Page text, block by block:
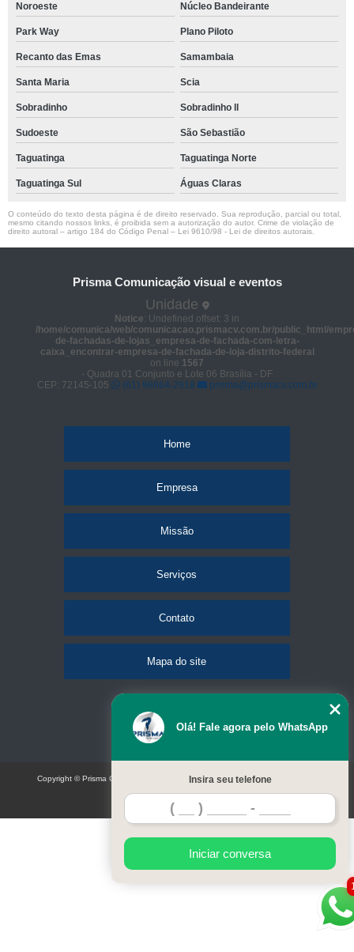
Noroeste Núcleo Bandeirante
Park Way Plano Piloto
Recanto das Emas Samambaia
Santa Maria Scia
Sobradinho Sobradinho ll
Sudoeste São Sebastião
Taguatinga Taguatinga Norte
Taguatinga Sul Águas Claras
O conteúdo do texto desta página é de direito reservado. Sua reprodução, parcial ou total,
mesmo citando nossos links, é proibida sem a autorização do autor. Crime de violação de
direito autoral – artigo 184 do Código Penal – Lei 9610/98 - Lei de direitos autorais
Prisma Comunicação visual e eventos
Unidade
Notice: Undefined offset: 3 in
/home/comunica/web/comunicacao.prismacv.com.br/public_html/
de-fachadas-de-lojas_empresa-de-fachada-com-letra-
caixa_encontrar-empresa-de-fachada-de-loja-distrito-federal
on line 1567
- Quadra 01 Conjunto e Lote 06 Brasília - DF
CEP: 72145-105
(61) 98664-2818 prisma@prismacv.com.br
Home
Empresa
Missão
Serviços
Contato
Mapa do site
Olá! Fale agora pelo WhatsApp
Insira seu telefone
Iniciar conversa
Copyright © Prisma Comunicação visual e eventos (Lei 9610 de 19/02/1998)
W3C